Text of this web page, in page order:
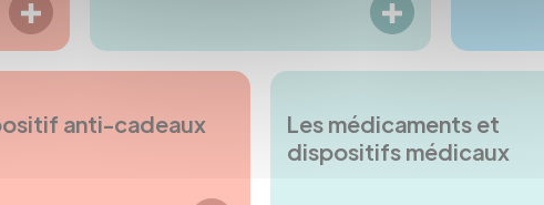
LIRE PLUS LIRE PLUS
anti-cadeaux
Les médicaments et
dispositifs médicaux